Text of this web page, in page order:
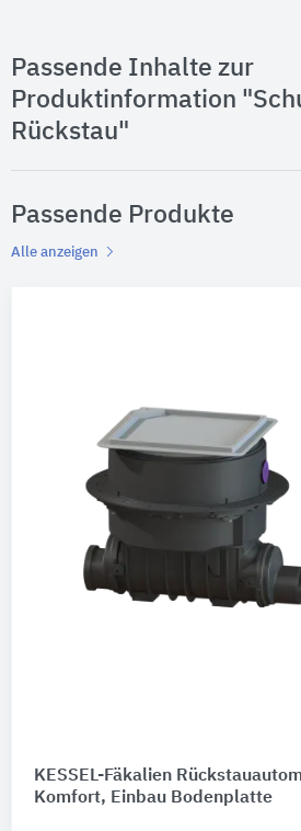
Passende Inhalte zur
Produktinformation
Rückstau"
Passende Produkte
Alle anzeigen
KESSEL-Fäkalien
Komfort, Einbau Bodenplatte